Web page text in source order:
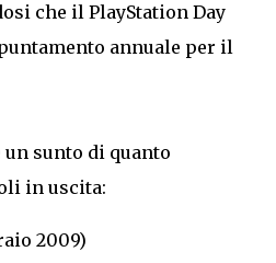
che il PlayStation Day
annuale per il
sunto di quanto
in uscita:
2009)